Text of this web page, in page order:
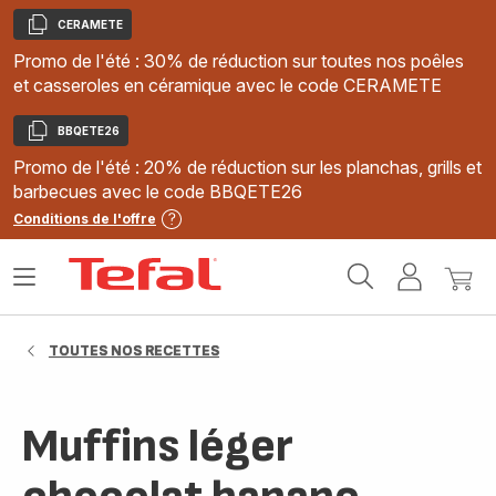
Copier
CERAMETE
Promo de l'été : 30% de réduction sur toutes nos poêles
et casseroles en céramique avec le code CERAMETE
Copier
BBQETE26
Promo de l'été : 20% de réduction sur les planchas, grills et
barbecues avec le code BBQETE26
Conditions de l'offre
MonMon
Ouvrir
TOUTES NOS RECETTES
Muffins léger